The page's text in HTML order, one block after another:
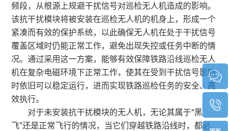
频段，从根源上规避干扰信号对巡检无人机造成的影响。
该抗干扰模块将被安装在巡检无人机的机身上，形成一个
紧凑而有效的保护系统，以此确保无人机在处于干扰信号
覆盖区域时仍能正常工作，避免出现失控或任务中断的情
况。通过采用这一方案，能够有效保障铁路沿线巡检无人
机在复杂电磁环境下正常工作，使其在受到干扰信号影响
时依旧可以稳定运行，进而实现铁路巡检任务的安全、高
效执行。
对于未安装抗干扰模块的无人机，无论其属于“黑
飞”还是正常飞行的情况，当它们穿越铁路沿线时，都必